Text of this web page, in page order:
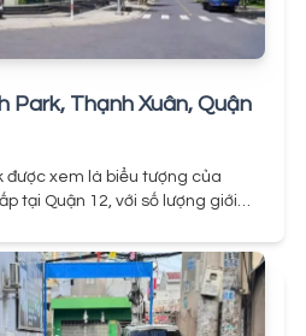
Park, Thạnh Xuân, Quận
được xem là biểu tượng của
tại Quận 12, với số lượng giới
phong cách Châu Âu tinh tế,
không chỉ mang nét kiến trúc
trong lòng dự án Picity High
ích đẳng cấp, mang đến một